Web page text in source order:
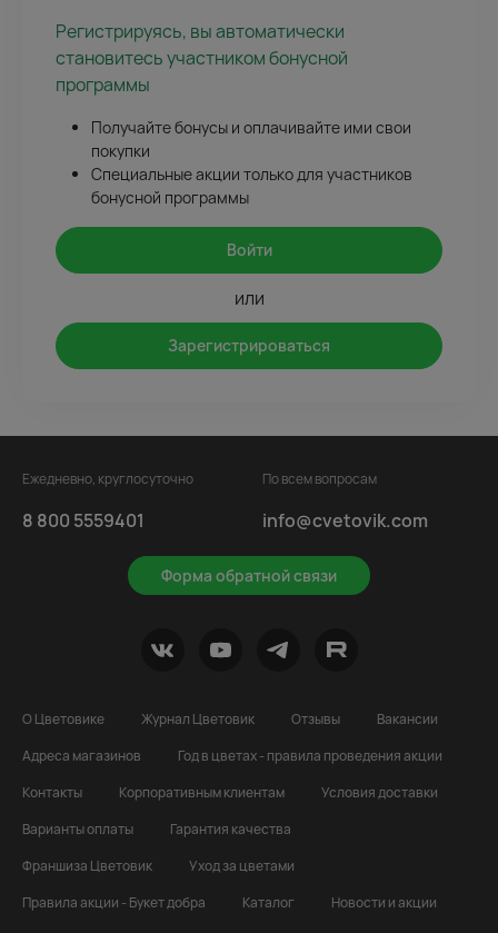
Регистрируясь, вы автоматически
становитесь участником бонусной
программы
Получайте бонусы и оплачивайте ими свои
покупки
Специальные акции только для участников
бонусной программы
Войти
или
Зарегистрироваться
Ежедневно, круглосуточно
8 800 5559401
Форма обратной связи
По всем вопросам
info@cvetovik.com
О Цветовике Журнал Цветовик Отзывы
Вакансии
Адреса магазинов
Год в цветах - правила проведения акции
Контакты
Корпоративным клиентам
Условия доставки
Варианты оплаты
Гарантия качества
Франшиза Цветовик
Уход за цветами
Правила акции - Букет добра
Каталог Новости и акции